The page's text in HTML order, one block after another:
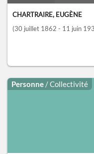
CHARTRAIRE, EUGÈNE
(30 juillet 1862 - 11 juin
Personne / Collectivité